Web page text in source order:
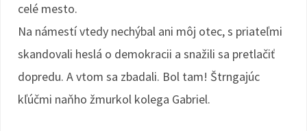
celé mesto.
Na námestí vtedy nechýbal ani môj otec, s priateľmi
skandovali heslá o demokracii a snažili sa pretlačiť
dopredu. A vtom sa zbadali. Bol tam! Štrngajúc
kľúčmi naňho žmurkol kolega Gabriel.